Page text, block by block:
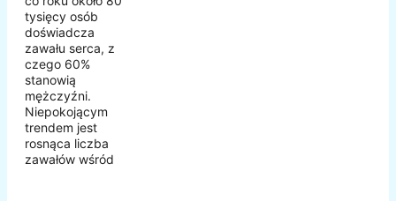
tysięcy osób
doświadcza
zawału serca, z
czego 60%
stanowią
mężczyźni.
Niepokojącym
trendem jest
rosnąca liczba
zawałów wśród